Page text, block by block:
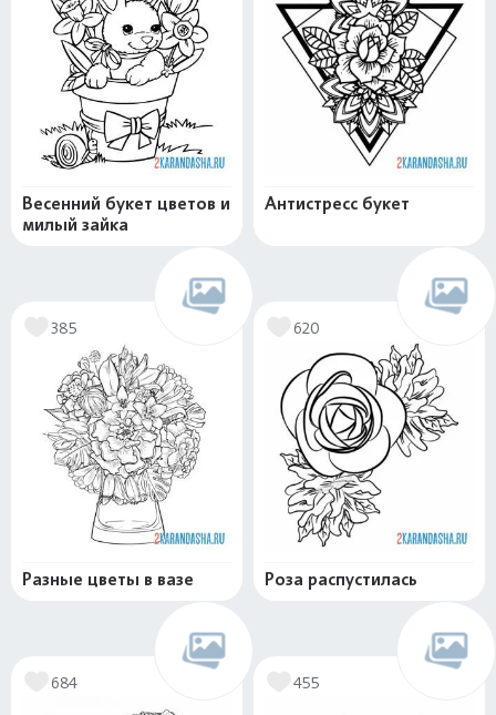
Весенний букет цветов и
милый зайка
Антистресс букет
385
Разные цветы в вазе
620
Роза распустилась
684 455